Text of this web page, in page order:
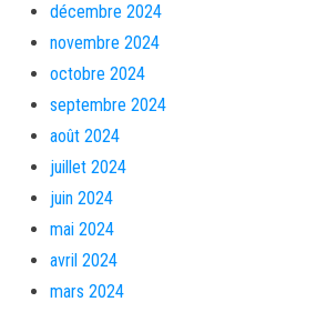
décembre 2024
novembre 2024
octobre 2024
septembre 2024
août 2024
juillet 2024
juin 2024
mai 2024
avril 2024
mars 2024